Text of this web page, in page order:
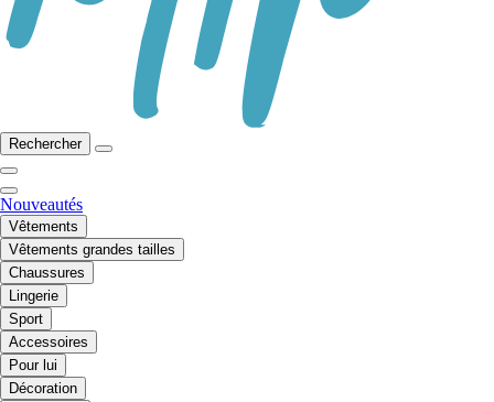
Rechercher
Nouveautés
Vêtements
Vêtements grandes tailles
Chaussures
Lingerie
Sport
Accessoires
Pour lui
Décoration